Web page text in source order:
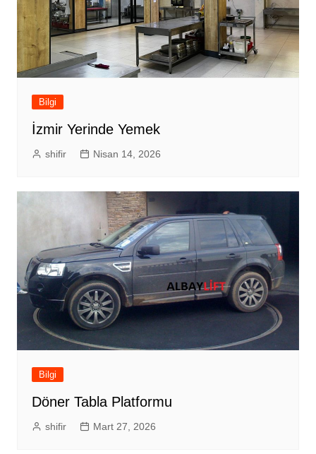
Bilgi
İzmir Yerinde Yemek
shifir Nisan 14, 2026
Bilgi
Döner Tabla Platformu
shifir Mart 27, 2026